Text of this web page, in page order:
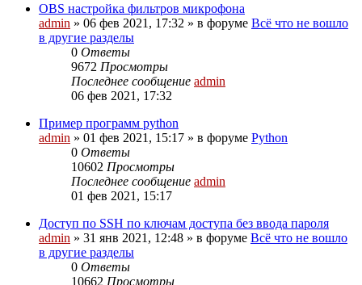
OBS настройка фильтров микрофона
admin » 06 фев 2021, 17:32 » в форуме Всё что не вошло
в другие разделы
0 Ответы
9672 Просмотры
Последнее сообщение admin
06 фев 2021, 17:32
Пример программ python
admin » 01 фев 2021, 15:17 » в форуме Python
0 Ответы
10602 Просмотры
Последнее сообщение admin
01 фев 2021, 15:17
Доступ по SSH по ключам доступа без ввода пароля
admin » 31 янв 2021, 12:48 » в форуме Всё что не вошло
в другие разделы
0 Ответы
10662 Просмотры